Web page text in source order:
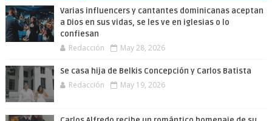
Varias influencers y cantantes dominicanas aceptan
a Dios en sus vidas, se les ve en iglesias o lo
confiesan
Redacción May 28, 2026
Se casa hija de Belkis Concepción y Carlos Batista
Redacción May 19, 2026